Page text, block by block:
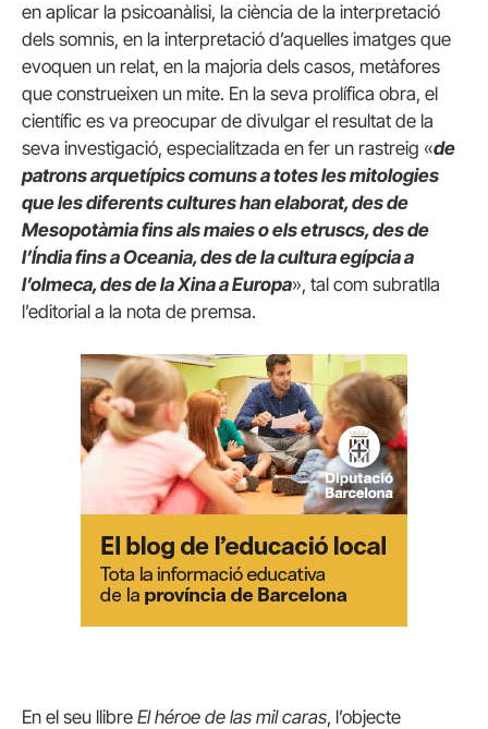
en aplicar la psicoanàlisi, la ciència de la interpretació
dels somnis, en la interpretació d’aquelles imatges que
evoquen un relat, en la majoria dels casos, metàfores
que construeixen un mite. En la seva prolífica obra, el
científic es va preocupar de divulgar el resultat de la
seva investigació, especialitzada en fer un rastreig «de
patrons arquetípics comuns a totes les mitologies
que les diferents cultures han elaborat, des de
Mesopotàmia fins als maies o els etruscs, des de
l’Índia fins a Oceania, des de la cultura egípcia a
l’olmeca, des de la Xina a Europa», tal com subratlla
l’editorial a la nota de premsa.
En el seu llibre El héroe de las mil caras, l’objecte